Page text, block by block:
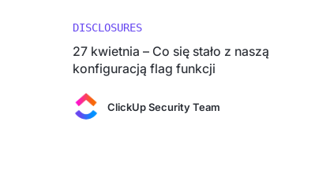
DISCLOSURES
27 kwietnia – Co się stało z naszą
konfiguracją flag funkcji
ClickUp Security Team